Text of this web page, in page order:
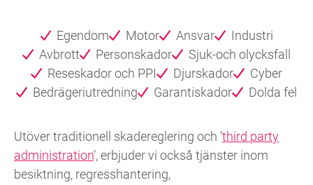
Egendom Motor Ansvar
Industri
Avbrott
Personskador
Sjuk-och olycksfall
Reseskador och PPI
Djurskador
Cyber
Bedrägeriutredning
Garantiskador Dolda fel
Utöver traditionell skadereglering och ‘third party
administration’, erbjuder vi också tjänster inom
besiktning, regresshantering,